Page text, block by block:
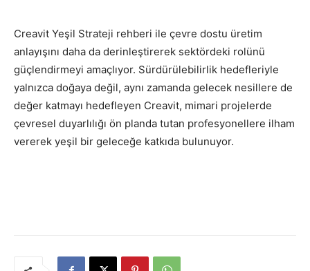
Creavit Yeşil Strateji rehberi ile çevre dostu üretim
anlayışını daha da derinleştirerek sektördeki rolünü
güçlendirmeyi amaçlıyor. Sürdürülebilirlik hedefleriyle
yalnızca doğaya değil, aynı zamanda gelecek nesillere de
değer katmayı hedefleyen Creavit, mimari projelerde
çevresel duyarlılığı ön planda tutan profesyonellere ilham
vererek yeşil bir geleceğe katkıda bulunuyor.